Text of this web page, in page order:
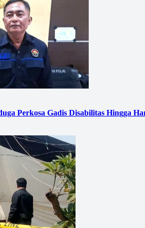
Perkosa Gadis Disabilitas Hingga